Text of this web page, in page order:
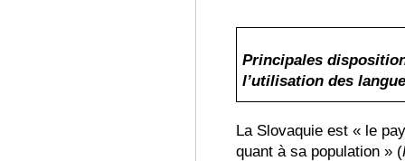
Principales
l’utilisation des
La Slovaquie est « le
quant à sa population » (